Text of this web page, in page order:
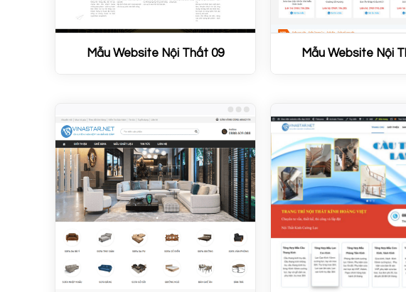
Mẫu Website Nội Thất 09 Mẫu Website Nội